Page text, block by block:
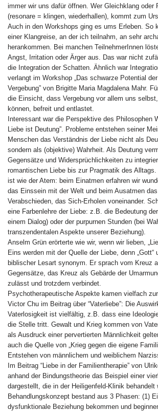
immer wir uns dafür öffnen. Wer Gleichklang oder
(resonare = klingen, wiederhallen), kommt zum
Auch in den Workshops ging es ums Erleben. So
einer Klangreise, an der ich teilnahm, an sehr
herankommen. Bei manchen TeilnehmerInnen
Angst, Irritation oder Ärger aus. Das war nicht
die Integration der Schatten. Ähnlich war
verlangt im Workshop „Das schwarze Potential
Vergebung” von Brigitte Maria Magdalena Mahr.
die Einsicht, dass Vergebung vor allem uns
können, befreit und entlastet.
Interessant war die Perspektive des Philosophen
Liebe ist Deutung”. Probleme entstehen seiner
Menschen das Verständnis der Liebe nicht als
sondern als (objektive) Wahrheit. Als Deutung
Gegensätze und Widersprüchlichkeiten zu
romantischen Liebe bis zur Pragmatik des
ist wie der Atem: beim Einatmen erfahren wir
das Einssein mit der Welt und beim Ausatmen
Verabschieden, das Sich-Erholen voneinander.
eine Farbenlehre der Liebe: z.B. die Bedeutung
einem Dialog) oder der purpurnen Stunden (bei
transzendentalen Aspekte unserer Beziehung).
Anselm Grün erörterte wie wir, wenn wir lieben,
Eins werden mit der Quelle der Liebe, denn „Gott“
biblischer Lesart synonym. Er sprach vom Kreuz
Gegensätze, das Kreuz als Gebärde der
zulässt und trotzdem verbindet.
Psychotherapeutische Aspekte kamen vielfach
Victor Chu im Beitrag über “Vaterliebe”: Die
Vaterlosigkeit ist vielfältig, z.B. dass eine
die Stelle tritt. Gewalt und Krieg kommen von
als Ausdruck einer pervertierten Männlichkeit
auch die Quelle von „Krieg gegen die eigene
Entstehen von männlichem und weiblichem
Im Beitrag “Liebe in der Familientherapie” von
anhand der Bindungstheorie das Beispiel einer
dargestellt, die in der Heiligenfeld-Klinik behandelt
Behandlungskonzept bestand aus 3 Phasen: (1)
dysfunktionale Beziehung bekommen und